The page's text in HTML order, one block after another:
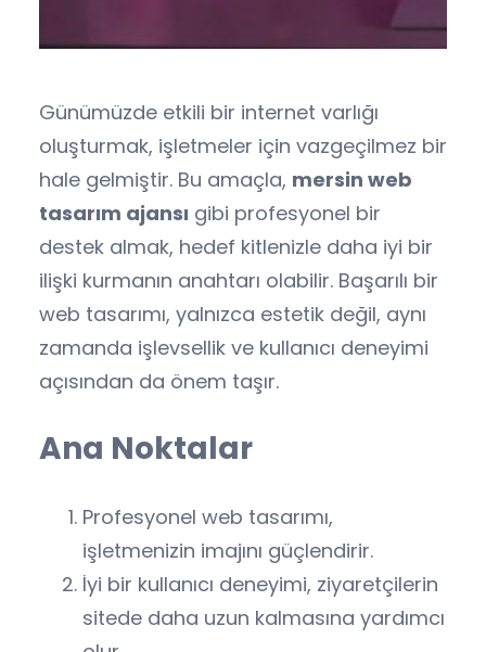
Günümüzde etkili bir internet varlığı
oluşturmak, işletmeler için vazgeçilmez bir
hale gelmiştir. Bu amaçla, mersin web
tasarım ajansı gibi profesyonel bir
destek almak, hedef kitlenizle daha iyi bir
ilişki kurmanın anahtarı olabilir. Başarılı bir
web tasarımı, yalnızca estetik değil, aynı
zamanda işlevsellik ve kullanıcı deneyimi
açısından da önem taşır.
Ana Noktalar
Profesyonel web tasarımı,
işletmenizin imajını güçlendirir.
İyi bir kullanıcı deneyimi, ziyaretçilerin
sitede daha uzun kalmasına yardımcı